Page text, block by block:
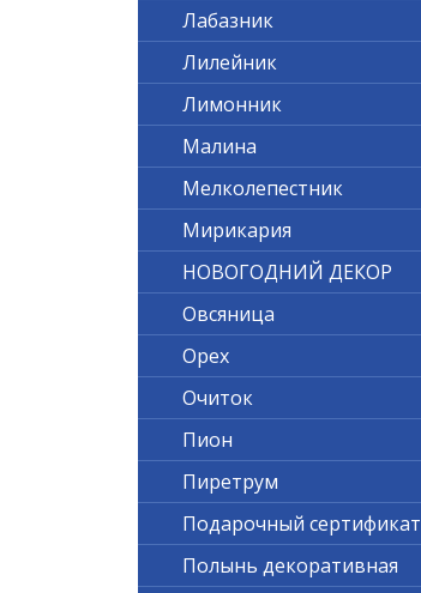
Лабазник
Лилейник
Лимонник
Малина
Мелколепестник
Мирикария
НОВОГОДНИЙ ДЕКОР
Овсяница
Орех
Очиток
Пион
Пиретрум
Подарочный сертификат
Полынь декоративная